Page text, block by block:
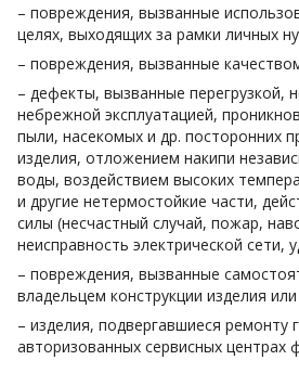
– повреждения, вызванные
целях, выходящих за рамки личных
– повреждения, вызванные
– дефекты, вызванные перегрузкой,
небрежной эксплуатацией,
пыли, насекомых и др. посторонних
изделия, отложением накипи
воды, воздействием высоких
и другие нетермостойкие части,
силы (несчастный случай, пожар,
неисправность электрической сети,
– повреждения, вызванные
владельцем конструкции изделия
– изделия, подвергавшиеся ремонту
авторизованных сервисных центрах